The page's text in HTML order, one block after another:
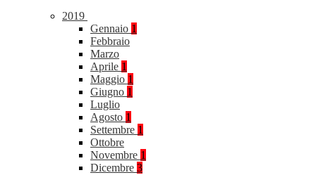
2019
Gennaio 1
Febbraio
Marzo
Aprile 1
Maggio 1
Giugno 1
Luglio
Agosto 1
Settembre 1
Ottobre
Novembre 1
Dicembre 3